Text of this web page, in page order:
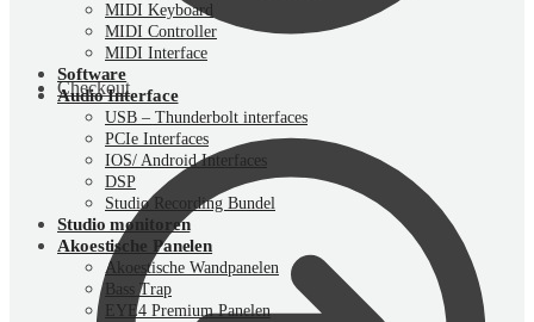
Checkout
MIDI Keyboard
MIDI Controller
MIDI Interface
Software
Audio Interface
USB – Thunderbolt interfaces
PCIe Interfaces
IOS/ Android Interfaces
DSP
Studio Recording Bundel
Studio monitoren
Akoestische Panelen
Akoestische Wandpanelen
Bass Trap
EYE4 Premium Panelen